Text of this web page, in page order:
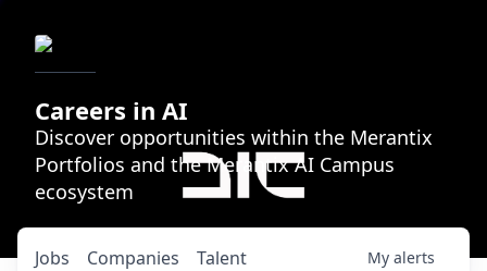
Careers in AI
Discover opportunities within the Merantix
Portfolios and the Merantix AI Campus
ecosystem
Jobs Companies Talent My alerts